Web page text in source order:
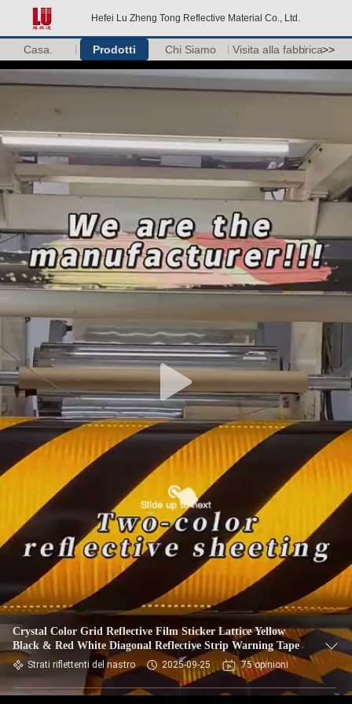
Hefei Lu Zheng Tong Reflective Material Co., Ltd.
Casa. Prodotti Chi Siamo Visita alla fabbrica>>
Crystal Color Grid Reflective Film Sticker Lattice Yellow
Black & Red White Diagonal Reflective Strip Warning Tape
Strati riflettenti del nastro 2025-09-25 75 opinioni